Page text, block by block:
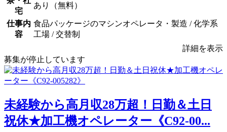
宅
あり（無料）
仕事内
容
食品パッケージのマシンオペレータ・製造 / 化学系
工場 / 交替制
詳細を表示
募集が停止しています
未経験から高月収28万超！日勤＆土日
祝休★加工機オペレーター《C92-00...